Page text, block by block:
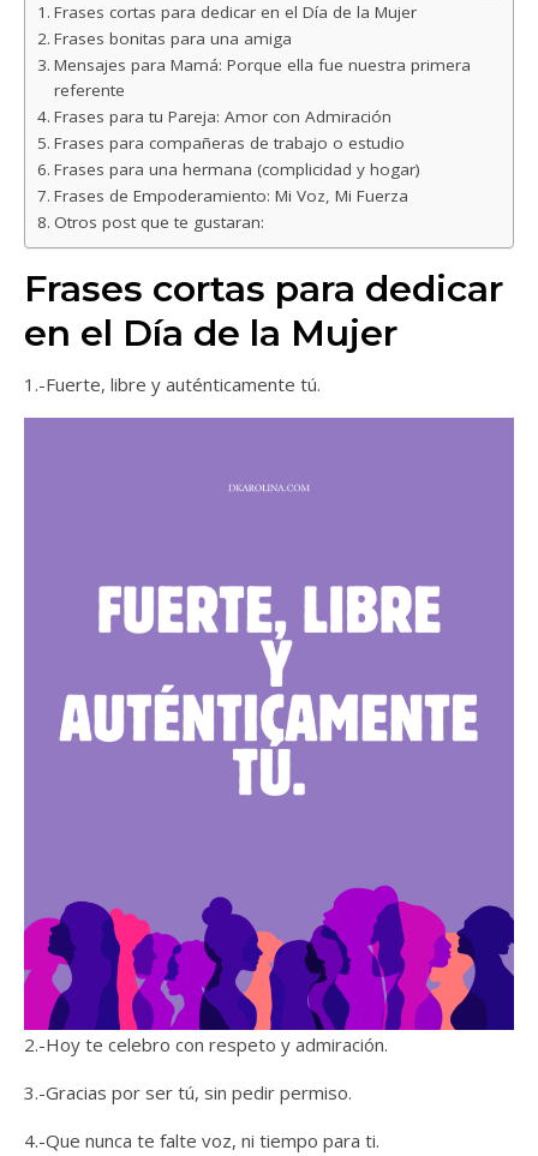
Frases cortas para dedicar en el Día de la Mujer
Frases bonitas para una amiga
Mensajes para Mamá: Porque ella fue nuestra primera
referente
Frases para tu Pareja: Amor con Admiración
Frases para compañeras de trabajo o estudio
Frases para una hermana (complicidad y hogar)
Frases de Empoderamiento: Mi Voz, Mi Fuerza
Otros post que te gustaran:
Frases cortas para dedicar
en el Día de la Mujer
1.-Fuerte, libre y auténticamente tú.
2.-Hoy te celebro con respeto y admiración.
3.-Gracias por ser tú, sin pedir permiso.
4.-Que nunca te falte voz, ni tiempo para ti.